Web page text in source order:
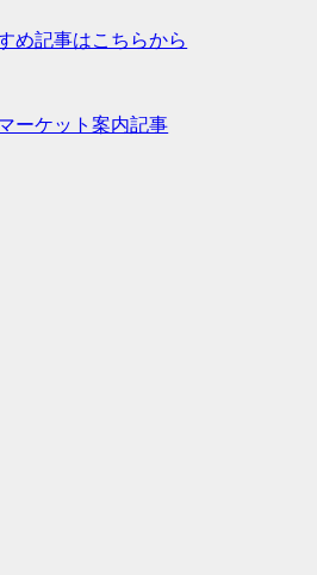
め記事はこちらから
ーケット案内記事